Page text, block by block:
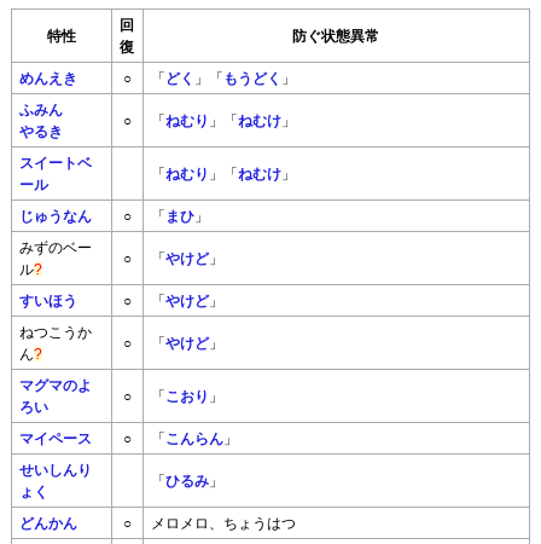
特性
回
復
防ぐ状態異常
めんえき ○ 「 どく 」「 もうどく 」
ふみん
やるき
○ 「 ねむり 」「 ねむけ」
スイートベ
ール
「 ねむり 」「 ねむけ」
じゅうなん ○ 「 まひ」
みずのベー
ル?
○ 「 やけど」
すいほう ○ 「 やけど」
ねつこうか
ん?
○ 「 やけど」
マグマのよ
ろい
○ 「 こおり 」
マイペース ○ 「 こんらん」
せいしんり
ょく
「 ひるみ」
どんかん ○ メロメロ、ちょうはつ